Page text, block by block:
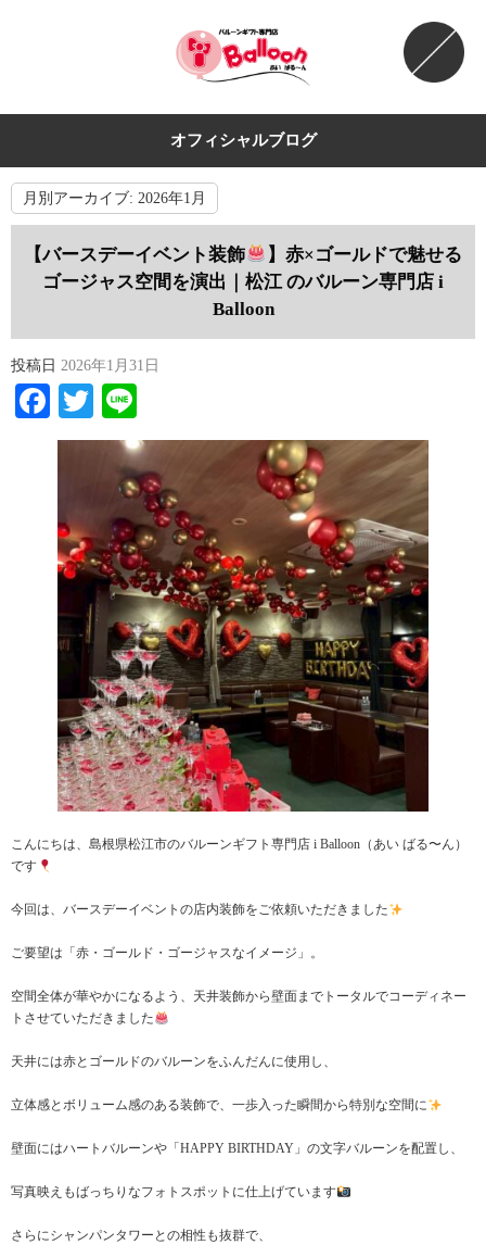
オフィシャルブログ
月別アーカイブ: 2026年1月
【バースデーイベント装飾
】赤×ゴールドで魅せる
ゴージャス空間を演出｜松江 のバルーン専門店 i
Balloon
投稿日 2026年1月31日
Facebook
Twitter
こんにちは、島根県松江市のバルーンギフト専門店 i Balloon（あい ばる〜ん）
です
今回は、バースデーイベントの店内装飾をご依頼いただきました
ご要望は「赤・ゴールド・ゴージャスなイメージ」。
空間全体が華やかになるよう、天井装飾から壁面までトータルでコーディネー
トさせていただきました
天井には赤とゴールドのバルーンをふんだんに使用し、
立体感とボリューム感のある装飾で、一歩入った瞬間から特別な空間に
壁面にはハートバルーンや「HAPPY BIRTHDAY」の文字バルーンを配置し、
写真映えもばっちりなフォトスポットに仕上げています
さらにシャンパンタワーとの相性も抜群で、